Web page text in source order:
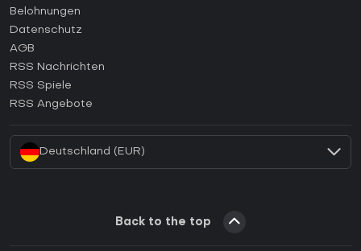
Wie aktiviert man einen Steam CD Key?
Wie aktiviert man einen Epic Games CD Key?
Wie aktiviert man einen GOG CD Key?
Wie aktiviert man einen Ubisoft Connect CD Key?
Belohnungen
Datenschutz
AGB
RSS Nachrichten
RSS Spiele
RSS Angebote
Deutschland (EUR)
Back to the top